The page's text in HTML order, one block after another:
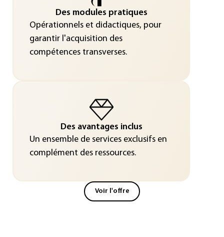
Des modules pratiques
Opérationnels et didactiques, pour
garantir l'acquisition des
compétences transverses.
Des avantages inclus
Un ensemble de services exclusifs en
complément des ressources.
Voir l'offre